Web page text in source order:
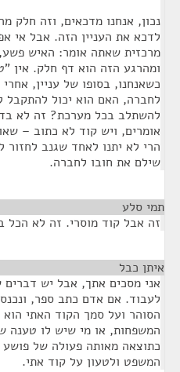
נכון, אנחנו מדכאים, וזה חלק
לדכא את העניין הזה. אבל אי
מרכזית שאתה אומר: האיש
ומהרגע הזה הוא דף חלק. אין
כשאנחנו, בסופו של עניין,
לחברה, האם הוא יכול להתקבל
להשתלב בכל מערכת? זה לא
אומרים, ויש קוד לא כתוב –
הרי לא יתנו לאחד שגנב
שילם את חובו לחברה.
תמי סלע
זה אבל קוד מוסרי. זה לא הכל
איתן כבל
אני מסכים אתך, אבל יש דברים
לעבוד. אם אדם כתב ספר,
הסוהר ועל סמך הקוד האתי
המשפחות, או מי שיש לו טענה
כתוצאה מאותה פעולה של פושע
המשפט ולטעון על קוד אתי.